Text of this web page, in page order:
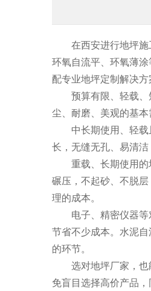
在西安进行地坪
环氧自流平、环氧薄
配专业地坪定制解决方
预算有限、轻载
尘、耐磨、美观的基
中长期使用、轻
长，无缝无孔、易清
重载、长期使用
碾压，不起砂、不脱
理的成本。
电子、精密仪器
节省不少成本。水泥
的环节。
选对地坪厂家，
免盲目选择高价产品